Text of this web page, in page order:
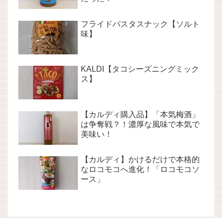
フライドパスタスナック【ソルト
味】
KALDI【タコシーズニングミック
ス】
【カルディ購入品】「本気梅酒」
は争奪戦？！濃厚な風味で本気で
美味い！
【カルディ】かけるだけで本格的
なロコモコへ進化！「ロコモコソ
ース」